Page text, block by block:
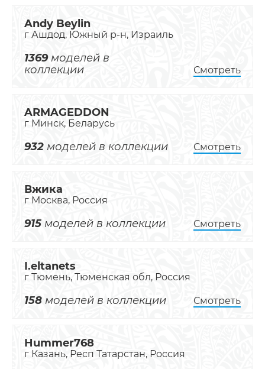
Andy Beylin
г Ашдод, Южный р-н, Израиль
1369моделей в
коллекции
Смотреть
ARMAGEDDON
г Минск, Беларусь
932 моделей в коллекции Смотреть
Вжика
г Москва, Россия
915 моделей в коллекции Смотреть
I.eltanets
г Тюмень, Тюменская обл, Россия
158 моделей в коллекции Смотреть
Hummer768
г Казань, Респ Татарстан, Россия